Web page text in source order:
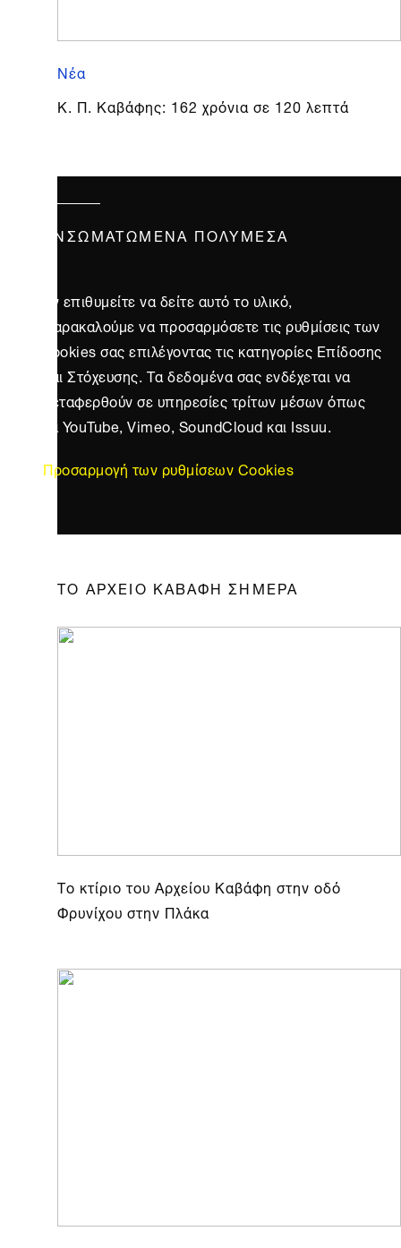
Νέα
Κ. Π. Καβάφης: 162 χρόνια σε 120 λεπτά
ΕΝΣΩΜΑΤΩΜΈΝΑ ΠΟΛΥΜΈΣΑ
Αν επιθυμείτε να δείτε αυτό το υλικό,
παρακαλούμε να προσαρμόσετε τις ρυθμίσεις των
cookies σας επιλέγοντας τις κατηγορίες Επίδοσης
και Στόχευσης. Τα δεδομένα σας ενδέχεται να
μεταφερθούν σε υπηρεσίες τρίτων μέσων όπως
τα YouTube, Vimeo, SoundCloud και Issuu.
Προσαρμογή των ρυθμίσεων Cookies
ΤΟ ΑΡΧΕΙΟ ΚΑΒΑΦΗ ΣΗΜΕΡΑ
Το κτίριο του Αρχείου Καβάφη στην οδό
Φρυνίχου στην Πλάκα